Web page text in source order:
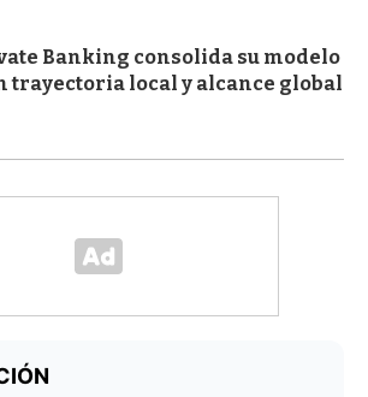
Banking consolida su modelo
trayectoria local y alcance global